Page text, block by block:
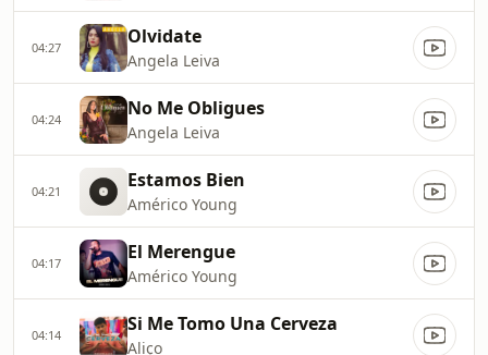
04:27 Olvidate
Angela Leiva
04:24 No Me Obligues
Angela Leiva
04:21 Estamos Bien
Américo Young
04:17 El Merengue
Américo Young
04:14 Si Me Tomo Una Cerveza
Aliço